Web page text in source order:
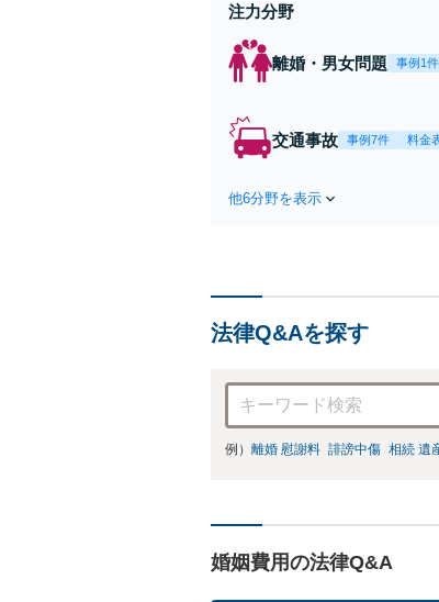
注力分野
離婚・男女問題 事例1件
交通事故 事例7件 料金
他6分野を表示
法律Q&Aを探す
例） 離婚 慰謝料 誹謗中傷 相続 遺
婚姻費用の法律Q&A